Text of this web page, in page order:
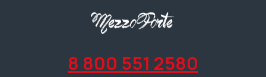
8 800 551 2580